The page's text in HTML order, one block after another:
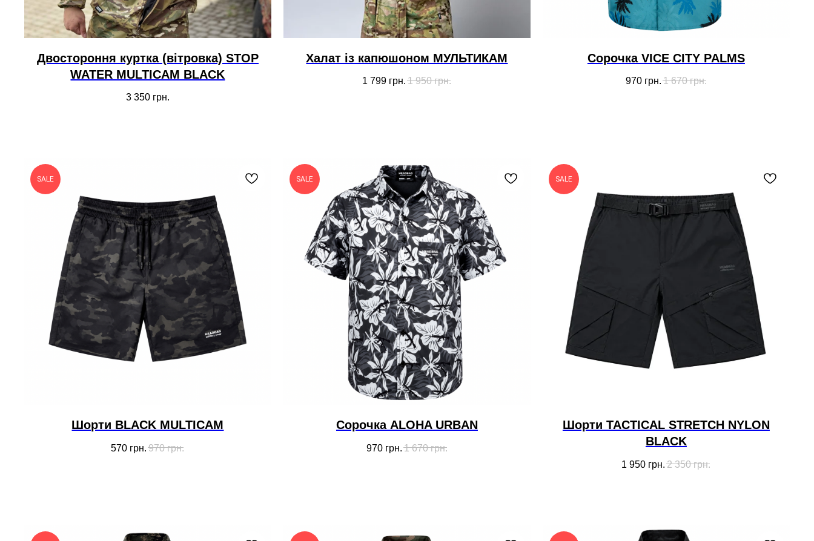
Двостороння куртка (вітровка) STOP
WATER MULTICAM BLACK
3 350 грн.
Халат із капюшоном МУЛЬТИКАМ
1 799 грн. 1 950 грн.
Сорочка VICE CITY PALMS
970 грн. 1 670 грн.
SALE
Шорти BLACK MULTICAM
570 грн. 970 грн.
SALE
Сорочка ALOHA URBAN
970 грн. 1 670 грн.
SALE
Шорти TACTICAL STRETCH NYLON
BLACK
1 950 грн. 2 350 грн.